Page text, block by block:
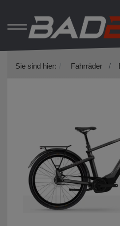
Sie sind hier: Fahrräder